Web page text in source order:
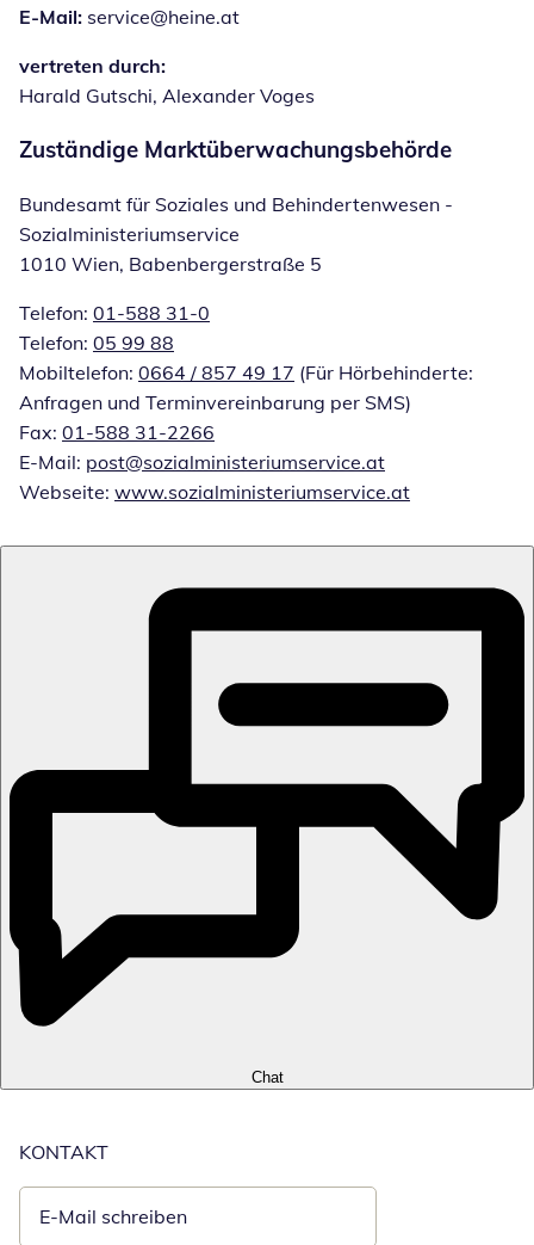
E-Mail: service@heine.at
vertreten durch:
Harald Gutschi, Alexander Voges
Zuständige Marktüberwachungsbehörde
Bundesamt für Soziales und Behindertenwesen -
Sozialministeriumservice
1010 Wien, Babenbergerstraße 5
Telefon: 01-588 31-0
Telefon: 05 99 88
Mobiltelefon: 0664 / 857 49 17 Öffnet Telefon
(Für Hörbehinderte:
Anfragen und Terminvereinbarung per SMS)
Fax: 01-588 31-2266
E-Mail: post@sozialministeriumservice.at
Webseite: www.sozialministeriumservice.at
Chat
KONTAKT
E-Mail schreiben
Öffnet E-Mail-Client